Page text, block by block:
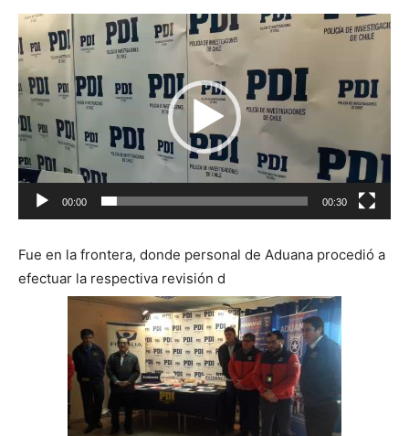
Reproductor
de
vídeo
00:00 00:30
Fue en la frontera, donde personal de Aduana procedió a
efectuar la respectiva revisión d